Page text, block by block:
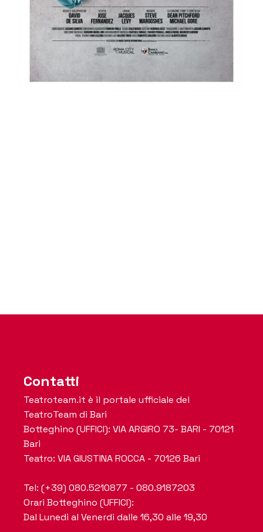
Contatti
Teatroteam.it è il portale ufficiale del
TeatroTeam di Bari
Botteghino (UFFICI): VIA ARGIRO 73- BARI - 70121
Bari
Teatro: VIA GIUSTINA ROCCA - 70126 Bari
Tel: (+39) 080.5210877 - 080.9187203
Orari Botteghino (UFFICI):
Dal Lunedi al Venerdi dalle 16,30 alle 19,30